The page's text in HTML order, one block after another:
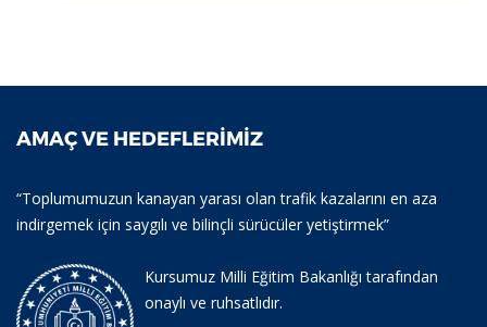
AMAÇ VE HEDEFLERIMIZ
“Toplumumuzun kanayan yarası olan trafik kazalarını en aza
indirgemek için saygılı ve bilinçli sürücüler yetiştirmek”
Kursumuz Milli Eğitim Bakanlığı tarafından
onaylı ve ruhsatlıdır.